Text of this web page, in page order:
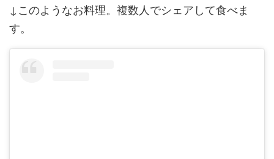
↓このようなお料理。複数人でシェアして食べま
す。